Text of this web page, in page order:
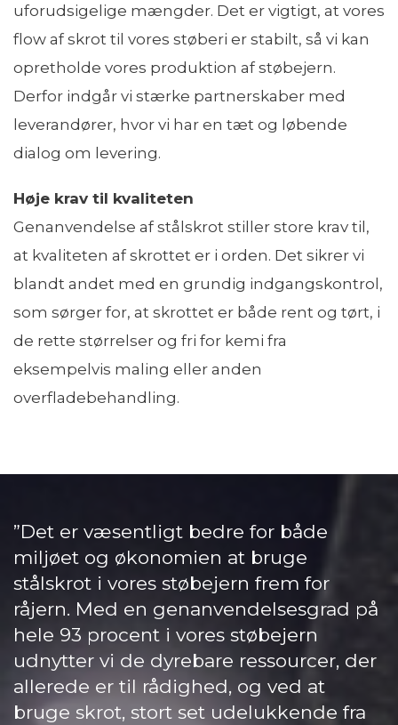
uforudsigelige mængder. Det er vigtigt, at vores
flow af skrot til vores støberi er stabilt, så vi kan
opretholde vores produktion af støbejern.
Derfor indgår vi stærke partnerskaber med
leverandører, hvor vi har en tæt og løbende
dialog om levering.
Høje krav til kvaliteten
Genanvendelse af stålskrot stiller store krav til,
at kvaliteten af skrottet er i orden. Det sikrer vi
blandt andet med en grundig indgangskontrol,
som sørger for, at skrottet er både rent og tørt, i
de rette størrelser og fri for kemi fra
eksempelvis maling eller anden
overfladebehandling.
”Det er væsentligt bedre for både
miljøet og økonomien at bruge
stålskrot i vores støbejern frem for
råjern. Med en genanvendelsesgrad på
hele 93 procent i vores støbejern
udnytter vi de dyrebare ressourcer, der
allerede er til rådighed, og ved at
bruge skrot, stort set udelukkende fra